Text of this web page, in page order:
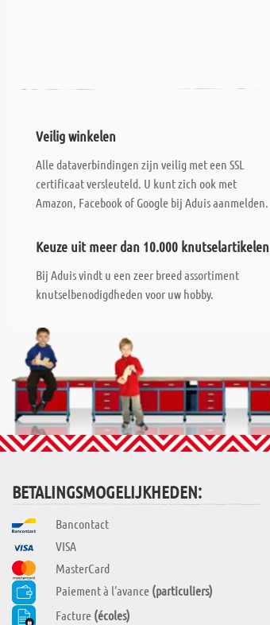
Veilig winkelen
Alle dataverbindingen zijn veilig met een SSL
certificaat versleuteld. U kunt zich ook met
Amazon, Facebook of Google bij Aduis aanmelden.
Keuze uit meer dan 10.000 knutselartikelen
Bij Aduis vindt u een zeer breed assortiment
knutselbenodigdheden voor uw hobby.
BETALINGSMOGELIJKHEDEN:
Bancontact
VISA
MasterCard
Paiement à l'avance (particuliers)
Facture (écoles)